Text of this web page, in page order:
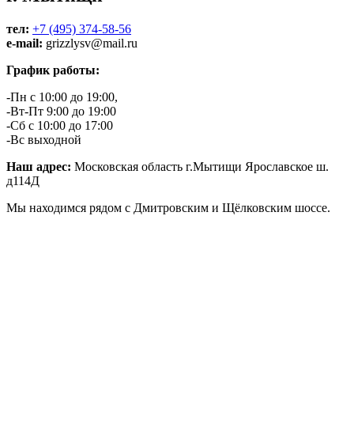
тел: +7 (495) 374-58-56
e-mail: grizzlysv@mail.ru
График работы:
-Пн с 10:00 до 19:00,
-Вт-Пт 9:00 до 19:00
-Сб с 10:00 до 17:00
-Вс выходной
Наш адрес: Московская область г.Мытищи Ярославское ш.
д114Д
Мы находимся рядом с Дмитровским и Щёлковским шоссе.